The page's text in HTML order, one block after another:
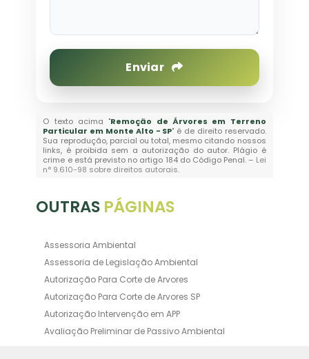
Enviar
O texto acima "Remoção de Árvores em Terreno
Particular em Monte Alto - SP" é de direito reservado.
Sua reprodução, parcial ou total, mesmo citando nossos
links, é proibida sem a autorização do autor. Plágio é
crime e está previsto no artigo 184 do Código Penal. – Lei
n° 9.610-98 sobre direitos autorais.
OUTRAS PÁGINAS
Assessoria Ambiental
Assessoria de Legislação Ambiental
Autorização Para Corte de Arvores
Autorização Para Corte de Arvores SP
Autorização Intervenção em APP
Avaliação Preliminar de Passivo Ambiental